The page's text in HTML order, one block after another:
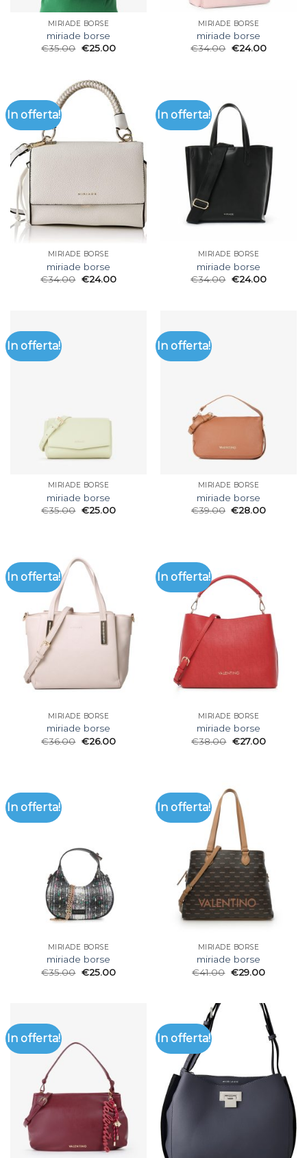
MIRIADE BORSE
miriade borse
€35.00 €25.00
MIRIADE BORSE
miriade borse
€34.00 €24.00
In offerta!
MIRIADE BORSE
miriade borse
€34.00 €24.00
In offerta!
MIRIADE BORSE
miriade borse
€34.00 €24.00
In offerta!
MIRIADE BORSE
miriade borse
€35.00 €25.00
In offerta!
MIRIADE BORSE
miriade borse
€39.00 €28.00
In offerta!
MIRIADE BORSE
miriade borse
€36.00 €26.00
In offerta!
MIRIADE BORSE
miriade borse
€38.00 €27.00
In offerta!
MIRIADE BORSE
miriade borse
€35.00 €25.00
In offerta!
MIRIADE BORSE
miriade borse
€41.00 €29.00
In offerta! In offerta!